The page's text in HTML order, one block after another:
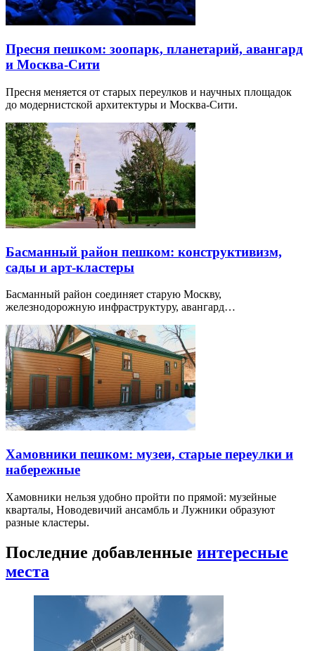
Пресня пешком: зоопарк, планетарий, авангард
и Москва-Сити
Пресня меняется от старых переулков и научных площадок
до модернистской архитектуры и Москва-Сити.
Басманный район пешком: конструктивизм,
сады и арт-кластеры
Басманный район соединяет старую Москву,
железнодорожную инфраструктуру, авангард…
Хамовники пешком: музеи, старые переулки и
набережные
Хамовники нельзя удобно пройти по прямой: музейные
кварталы, Новодевичий ансамбль и Лужники образуют
разные кластеры.
Последние добавленные интересные
места